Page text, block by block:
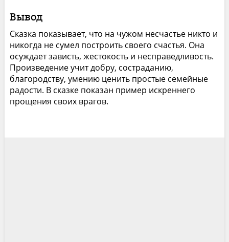
Вывод
Сказка показывает, что на чужом несчастье никто и
никогда не сумел построить своего счастья. Она
осуждает зависть, жестокость и несправедливость.
Произведение учит добру, состраданию,
благородству, умению ценить простые семейные
радости. В сказке показан пример искреннего
прощения своих врагов.